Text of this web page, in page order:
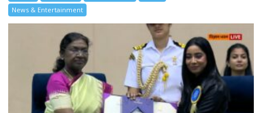
News & Entertainment